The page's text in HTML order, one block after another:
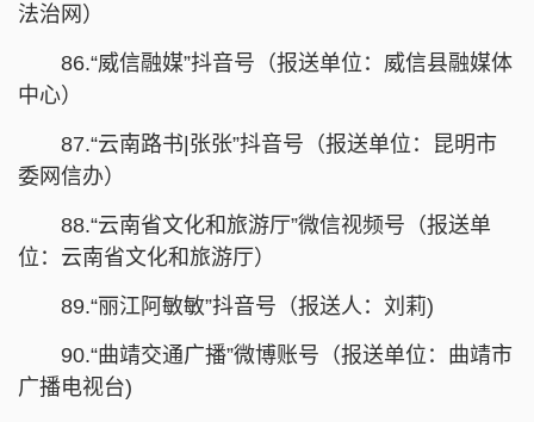
法治网）
86.“威信融媒”抖音号（报送单位：威信县融媒体
中心）
87.“云南路书|张张”抖音号（报送单位：昆明市
委网信办）
88.“云南省文化和旅游厅”微信视频号（报送单
位：云南省文化和旅游厅）
89.“丽江阿敏敏”抖音号（报送人：刘莉)
90.“曲靖交通广播”微博账号（报送单位：曲靖市
广播电视台)